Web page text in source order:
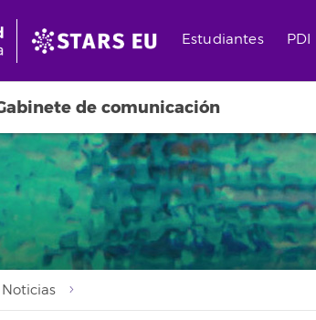
Estudiantes PDI
de comunicación
Noticias